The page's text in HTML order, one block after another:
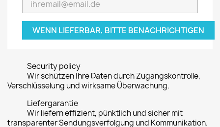
WENN LIEFERBAR, BITTE BENACHRICHTIGEN
Security policy
Wir schützen Ihre Daten durch Zugangskontrolle,
Verschlüsselung und wirksame Überwachung.
Liefergarantie
Wir liefern effizient, pünktlich und sicher mit
transparenter Sendungsverfolgung und Kommunikation.